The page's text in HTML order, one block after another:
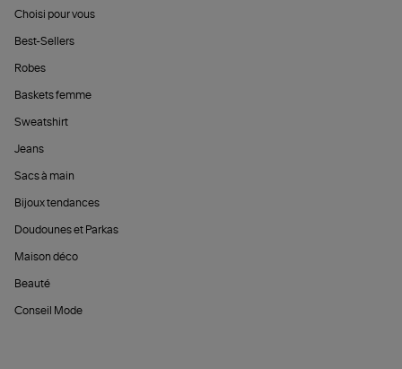
Choisi pour vous
Best-Sellers
Robes
Baskets femme
Sweatshirt
Jeans
Sacs à main
Bijoux tendances
Doudounes et Parkas
Maison déco
Beauté
Conseil Mode